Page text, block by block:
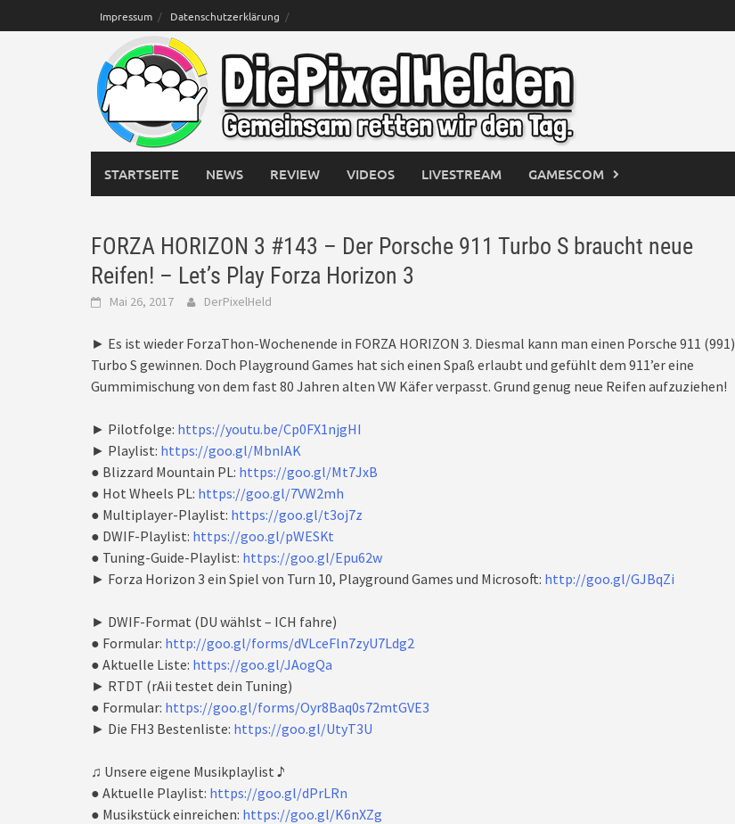
to
Impressum Datenschutzerklärung
STARTSEITE NEWS REVIEW VIDEOS LIVESTREAM GAMESCOM
FORZA HORIZON 3 #143 – Der Porsche 911 Turbo S braucht neue
Reifen! – Let’s Play Forza Horizon 3
Mai 26, 2017 DerPixelHeld
► Es ist wieder ForzaThon-Wochenende in FORZA HORIZON 3. Diesmal kann man einen Porsche 911 (991)
Turbo S gewinnen. Doch Playground Games hat sich einen Spaß erlaubt und gefühlt dem 911’er eine
Gummimischung von dem fast 80 Jahren alten VW Käfer verpasst. Grund genug neue Reifen aufzuziehen!
► Pilotfolge: https://youtu.be/Cp0FX1njgHI
► Playlist: https://goo.gl/MbnIAK
● Blizzard Mountain PL: https://goo.gl/Mt7JxB
● Hot Wheels PL: https://goo.gl/7VW2mh
● Multiplayer-Playlist: https://goo.gl/t3oj7z
● DWIF-Playlist: https://goo.gl/pWESKt
● Tuning-Guide-Playlist: https://goo.gl/Epu62w
► Forza Horizon 3 ein Spiel von Turn 10, Playground Games und Microsoft: http://goo.gl/GJBqZi
► DWIF-Format (DU wählst – ICH fahre)
● Formular: http://goo.gl/forms/dVLceFln7zyU7Ldg2
● Aktuelle Liste: https://goo.gl/JAogQa
► RTDT (rAii testet dein Tuning)
● Formular: https://goo.gl/forms/Oyr8Baq0s72mtGVE3
► Die FH3 Bestenliste: https://goo.gl/UtyT3U
♫ Unsere eigene Musikplaylist ♪
● Aktuelle Playlist: https://goo.gl/dPrLRn
● Musikstück einreichen: https://goo.gl/K6nXZg